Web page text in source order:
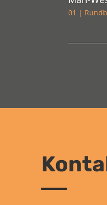
01 |